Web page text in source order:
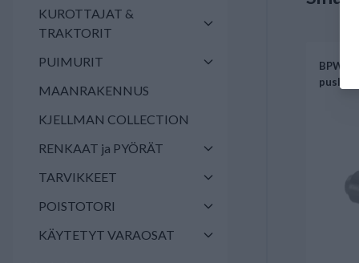
KUROTTAJAT &
TRAKTORIT
PUIMURIT
MAANRAKENNUS
KJELLMAN COLLECTION
RENKAAT ja PYÖRÄT
TARVIKKEET
POISTOTORI
KÄYTETYT VARAOSAT
BPW
pusla